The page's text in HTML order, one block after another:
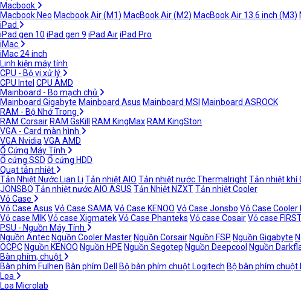
Macbook
Macbook Neo Macbook Air (M1) MacBook Air (M2) MacBook Air 13.6 inch (M3)
iPad
iPad gen 10 iPad gen 9 iPad AiriPad Pro
iMac
iMac 24 inch
Linh kiện máy tính
CPU - Bộ vi xử lý
CPU Intel CPU AMD
Mainboard - Bo mạch chủ
Mainboard Gigabyte Mainboard Asus Mainboard MSI Mainboard ASROCK
RAM - Bộ Nhớ Trong
RAM Corsair RAM GsKill RAM KingMax RAM KingSton
VGA - Card màn hình
VGA Nvidia VGA AMD
Ổ Cứng Máy Tính
Ổ cứng SSD Ổ cứng HDD
Quạt tản nhiệt
Tản Nhiệt Nước Lian Li Tản nhiệt AIO Tản nhiệt nước ThermalrightTản nhiệt khí
JONSBO Tản nhiệt nước AIO ASUS Tản Nhiệt NZXTTản nhiệt Cooler
Vỏ Case
Vỏ Case Asus Vỏ Case SAMA Vỏ Case KENOO Vỏ Case Jonsbo Vỏ Case
Vỏ case MIKVỏ case XigmatekVỏ Case Phanteks Vỏ case CosairVỏ case
PSU - Nguồn Máy Tính
Nguồn Antec Nguồn Cooler Master Nguồn Corsair Nguồn FSP Nguồn Gigabyte
OCPC Nguồn KENOO Nguồn HPE Nguồn Segotep Nguồn Deepcool Nguồn
Bàn phím, chuột
Bàn phím Fulhen Bàn phím Dell Bộ bàn phím chuột Logitech Bộ bàn phím chuột
Loa
Loa Microlab